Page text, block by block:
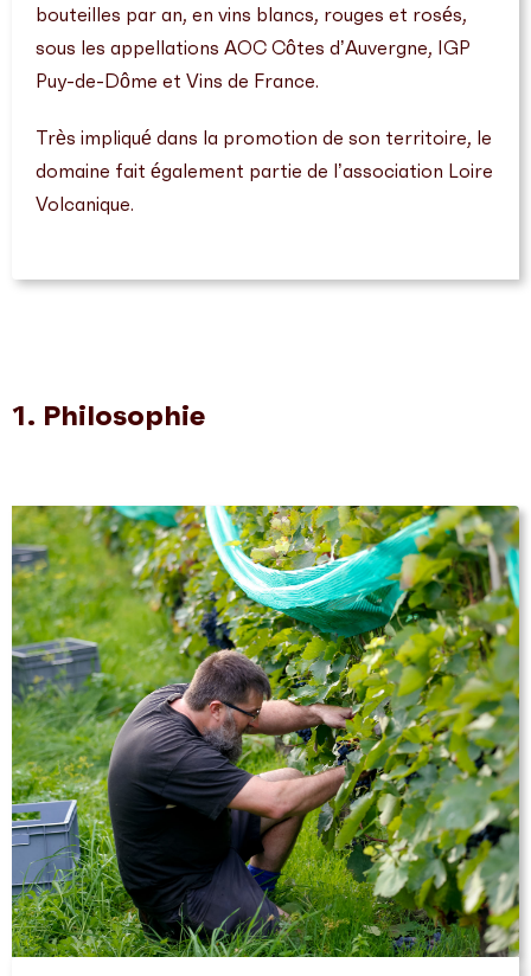
bouteilles par an, en vins blancs, rouges et rosés,
sous les appellations AOC Côtes d’Auvergne, IGP
Puy-de-Dôme et Vins de France.
Très impliqué dans la promotion de son territoire, le
domaine fait également partie de l’association Loire
Volcanique.
1. Philosophie